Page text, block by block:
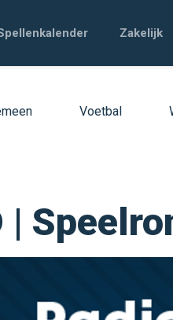
Zakelijk
Voetbal
|